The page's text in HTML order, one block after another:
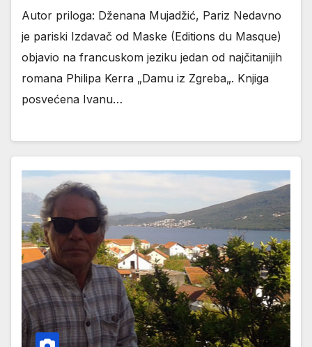
Autor priloga: Dženana Mujadžić, Pariz Nedavno
je pariski Izdavač od Maske (Editions du Masque)
objavio na francuskom jeziku jedan od najčitanijih
romana Philipa Kerra „Damu iz Zgreba„. Knjiga
posvećena Ivanu…